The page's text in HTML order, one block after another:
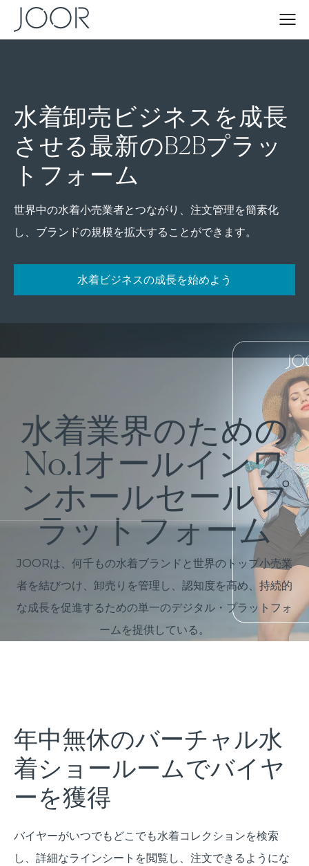
水着卸売ビジネスを成長
させる最新のB2Bプラッ
トフォーム
世界中の水着小売業者とつながり、注文管理を簡素化
し、ブランドの規模を拡大することができます。
水着ビジネスの成長を始めよう
水着業界のための
No.1オールインワ
ンホールセールプ
ラットフォーム
JOORは、何千もの水着ブランドと世界のトップ小売業
者を結びつけ、卸売りを管理し、認知度を高め、持続的
な成長を促進するための単一のデジタル・プラットフォ
ームを提供している。
年中無休のバーチャル水
着ショールームでバイヤ
ーを獲得
バイヤーがいつでもどこでも水着コレクションを検索
し、詳細なラインシートを閲覧し、注文できるようにな